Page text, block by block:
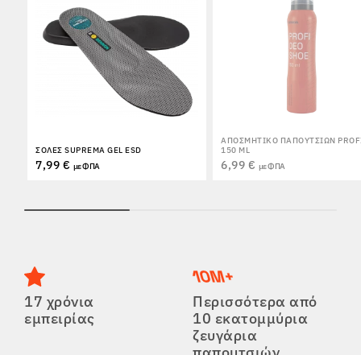
ΣΌΛΕΣ SUPREMA GEL ESD
7,99 € με ΦΠΑ
ΑΠΟΣΜΗΤΙΚΌ ΠΑΠΟΥΤΣΙΏΝ
150 ML
6,99 € με ΦΠΑ
17 χρόνια
εμπειρίας
Περισσότερα από
10 εκατομμύρια
ζευγάρια